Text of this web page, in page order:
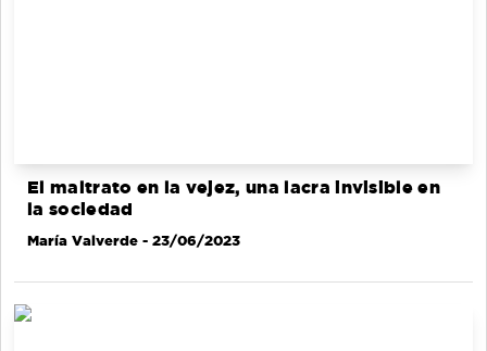
El maltrato en la vejez, una lacra invisible en
la sociedad
María Valverde - 23/06/2023